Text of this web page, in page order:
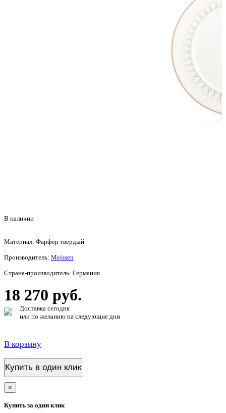
В наличии
Материал: Фарфор твердый
Производитель: Meissen
Страна-производитель: Германия
18 270 руб.
Доставка сегодня
или по желанию на следующие дни
В корзину
Купить в один клик
×
Купить за один клик